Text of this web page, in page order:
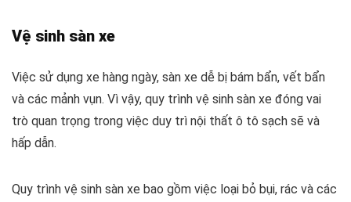
Vệ sinh sàn xe
Việc sử dụng xe hàng ngày, sàn xe dễ bị bám bẩn, vết bẩn
và các mảnh vụn. Vì vậy, quy trình vệ sinh sàn xe đóng vai
trò quan trọng trong việc duy trì nội thất ô tô sạch sẽ và
hấp dẫn.
Quy trình vệ sinh sàn xe bao gồm việc loại bỏ bụi, rác và các